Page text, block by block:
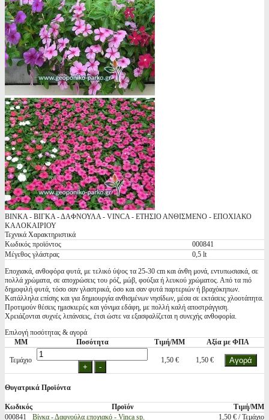
ΒΙΝΚΑ - ΒΙΓΚΑ - ΔΑΦΝΟΥΛΑ - VINCA - ΕΤΗΣΙΟ ΑΝΘΙΣΜΕΝΟ - ΕΠΟΧΙΑΚΟ
ΚΑΛΟΚΑΙΡΙΟΥ
Τεχνικά Χαρακτηριστικά
Κωδικός προϊόντος
000841
Μέγεθος γλάστρας
0,5 lt
Εποχιακά, ανθοφόρα φυτά, με τελικό ύψος τα 25-30 cm και άνθη μονά, εντυπωσιακά, σε
πολλά χρώματα, σε αποχρώσεις του ρόζ, μώβ, φούξια ή λευκού χρώματος. Από τα πιό
δημοφιλή φυτά, τόσο σαν γλαστρικά, όσο και σαν φυτά παρτεριών ή βραχόκηπων.
Κατάλληλα επίσης και για δημιουργία ανθισμένων νησίδων, μέσα σε εκτάσεις χλοοτάπητα.
Προτιμούν θέσεις ημισκιερές και γόνιμα εδάφη, με πολλή καλή αποστράγγιση.
Χρειάζονται συχνές λιπάνσεις, έτσι ώστε να εξασφαλίζεται η συνεχής ανθοφορία.
Επιλογή ποσότητας & αγορά
ΜΜ
Ποσότητα Τιμή/ΜΜ Αξία με ΦΠΑ
Τεμάχιο 1,50 € 1,50 €
Θυγατρικά Προϊόντα
Κωδικός Προϊόν
Τιμή/ΜΜ
000841
Βίνκα - Δαφνούλα εποχιακό - Vinca sp.
1,50 € / Τεμάχιο